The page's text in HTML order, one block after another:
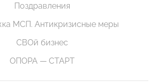
Поздравления
МСП. Антикризисные меры
СВОй бизнес
ОПОРА — СТАРТ